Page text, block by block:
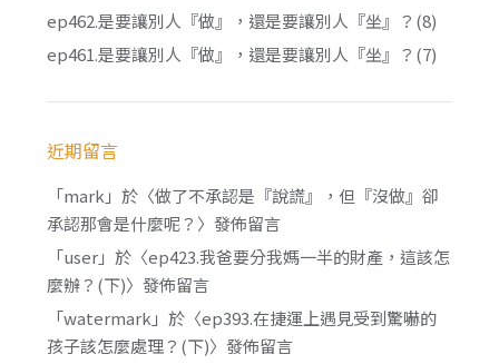
ep462.是要讓別人『做』，還是要讓別人『坐』？(8)
ep461.是要讓別人『做』，還是要讓別人『坐』？(7)
近期留言
「mark」於〈做了不承認是『說謊』，但『沒做』卻
承認那會是什麼呢？ 〉發佈留言
「user」於〈ep423.我爸要分我媽一半的財產，這該怎
麼辦？(下)〉發佈留言
「watermark」於〈ep393.在捷運上遇見受到驚嚇的
孩子該怎麼處理？(下)〉發佈留言